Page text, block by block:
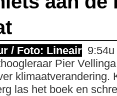
/ Foto: Lineair
Pier
klimaat­verandering.
las het boek en